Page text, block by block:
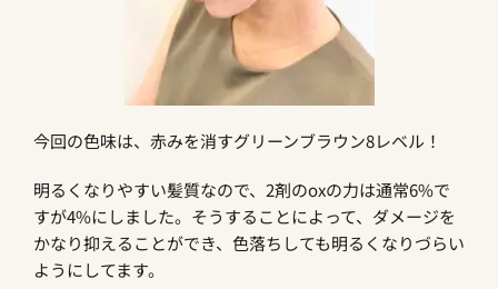
今回の色味は、赤みを消すグリーンブラウン8レベル！
明るくなりやすい髪質なので、2剤のoxの力は通常6%で
すが4%にしました。そうすることによって、ダメージを
かなり抑えることができ、色落ちしても明るくなりづらい
ようにしてます。